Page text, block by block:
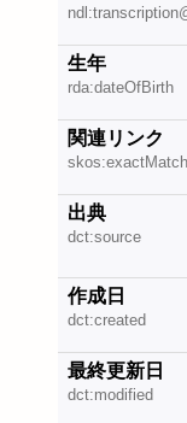
生年
rda:dateOfBirth
関連リンク
skos:exactMatch
出典
dct:source
作成日
dct:created
最終更新日
dct:modified